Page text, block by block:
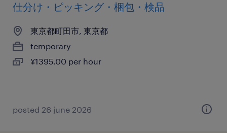
仕分け・ピッキング・梱包・検品
東京都町田市, 東京都
temporary
¥1395.00 per hour
posted 26 june 2026